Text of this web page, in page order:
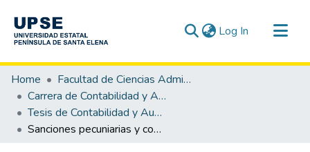
Log In (current)
Communities & Collections
All of DSpace
Statistics
Home
Facultad de Ciencias Administrativas
Carrera de Contabilidad y Auditoría
Tesis de Contabilidad y Auditoría
Sanciones pecuniarias y comportamiento tributario de las personas naturales del mercado Jorge Cepeda Jácome, cantón La Libertad, provincia de Santa Elena, 2017.